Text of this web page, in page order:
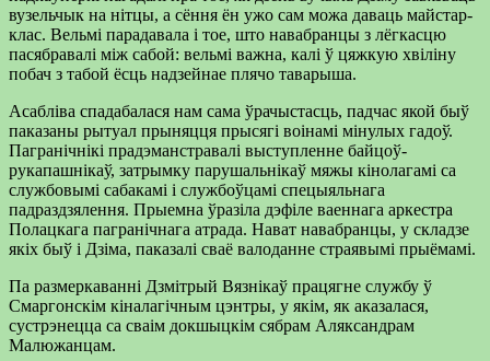
вузельчык на нітцы, а сёння ён ужо сам можа даваць майстар-
клас. Вельмі парадавала і тое, што навабранцы з лёгкасцю
пасябравалі між сабой: вельмі важна, калі ў цяжкую хвіліну
побач з табой ёсць надзейнае плячо таварыша.
Асабліва спадабалася нам сама ўрачыс­тасць, падчас якой быў
паказаны рытуал прыняцця прысягі воінамі мінулых гадоў.
Пагранічнікі прадэманстравалі выступленне байцоў-
рукапашнікаў, затрымку парушальнікаў мяжы кінолагамі са
службовымі сабакамі і службоўцамі спецыяльнага
падраздзялення. Прыемна ўразіла дэфіле ваеннага аркестра
Полацкага пагранічнага атрада. Нават навабранцы, у складзе
якіх быў і Дзіма, паказалі сваё валоданне страявымі прыёмамі.
Па размеркаванні Дзмітрый Вязнікаў працягне службу ў
Смаргонскім кіналагічным цэнтры, у якім, як аказалася,
сустрэнецца са сваім докшыцкім сябрам Аляксанд­рам
Малюжанцам.